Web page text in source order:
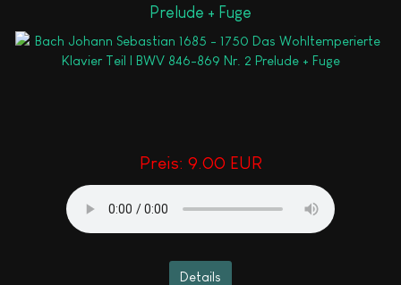
Prelude + Fuge
Preis: 9.00 EUR
Details